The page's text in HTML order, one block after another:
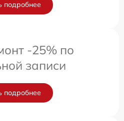
подробнее
-25% по
записи
подробнее